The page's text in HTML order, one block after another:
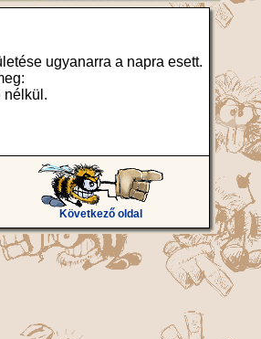
ugyanarra a napra esett.
nélkül.
Következő oldal